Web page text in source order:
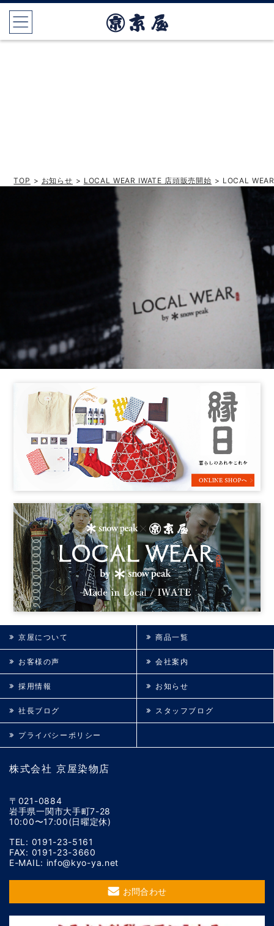
TOP > お知らせ > LOCAL WEAR IWATE 店頭販売開始 > LOCAL
株式会社 京屋染物店
〒021-0884
岩手県一関市大手町7-28
10:00〜17:00(日曜定休)
TEL: 0191-23-5161
FAX: 0191-23-3660
E-MAIL: info@kyo-ya.net
お問合わせ
京屋について 商品一覧
お客様の声 会社案内
採用情報 お知らせ
社長ブログ スタッフブログ
プライバシーポリシー